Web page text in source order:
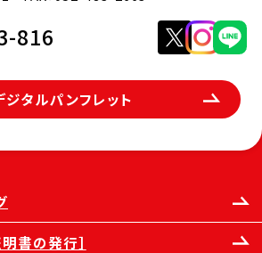
816
ジタルパンフレット
書の発行］